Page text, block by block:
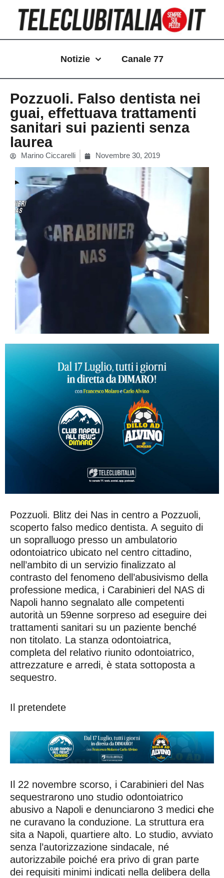
contenuto
Notizie Canale 77
Pozzuoli. Falso dentista nei
guai, effettuava trattamenti
sanitari sui pazienti senza
laurea
Marino Ciccarelli Novembre 30, 2019
Pozzuoli. Blitz dei Nas in centro a Pozzuoli,
scoperto falso medico dentista. A seguito di
un sopralluogo presso un ambulatorio
odontoiatrico ubicato nel centro cittadino,
nell’ambito di un servizio finalizzato al
contrasto del fenomeno dell’abusivismo della
professione medica, i Carabinieri del NAS di
Napoli hanno segnalato alle competenti
autorità un 59enne sorpreso ad eseguire dei
trattamenti sanitari su un paziente benché
non titolato. La stanza odontoiatrica,
completa del relativo riunito odontoiatrico,
attrezzature e arredi, è stata sottoposta a
sequestro.
Il pretendete
Il 22 novembre scorso, i Carabinieri del Nas
sequestrarono uno studio odontoiatrico
abusivo a Napoli e denunciarono 3 medici che
ne curavano la conduzione. La struttura era
sita a Napoli, quartiere alto. Lo studio, avviato
senza l’autorizzazione sindacale, né
autorizzabile poiché era privo di gran parte
dei requisiti minimi indicati nella delibera della